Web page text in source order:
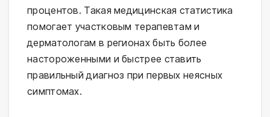
процентов. Такая медицинская статистика
помогает участковым терапевтам и
дерматологам в регионах быть более
настороженными и быстрее ставить
правильный диагноз при первых неясных
симптомах.